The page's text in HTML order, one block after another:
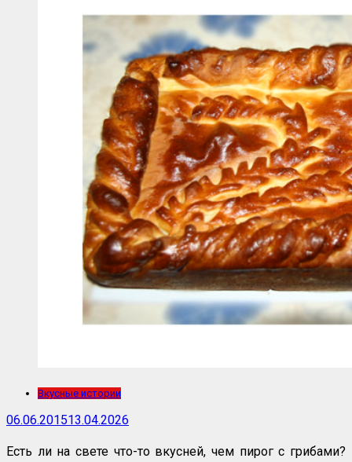
Вкусные истории
06.06.201513.04.2026
Есть ли на свете что-то вкусней, чем пирог с грибами?